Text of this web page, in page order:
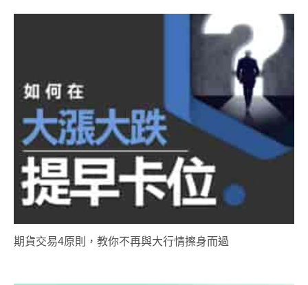
期貨交易4原則，教你不再與大行情擦身而過